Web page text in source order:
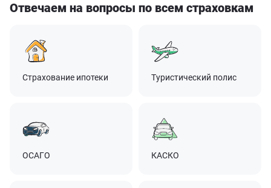
Отвечаем на вопросы по всем страховкам
Страхование ипотеки Туристический полис
ОСАГО КАСКО